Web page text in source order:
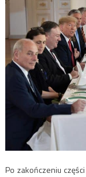
Po zakończeniu